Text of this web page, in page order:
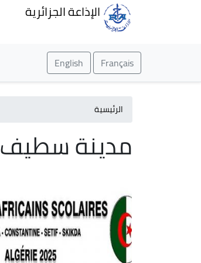
الإذاعة الجزائرية
Français
English
الرئيسية
مدينة سطيف